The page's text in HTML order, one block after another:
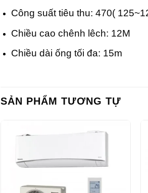
Công suất tiêu thu: 470(
Chiều cao chênh lêch: 12M
Chiều dài ống tối đa: 15m
SẢN PHẨM TƯƠNG TỰ